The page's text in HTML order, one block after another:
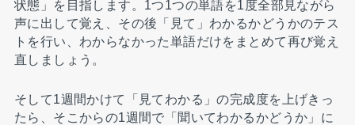
状態」を目指します。1つ1つの単語を1度全部見ながら
声に出して覚え、その後「見て」わかるかどうかのテス
トを行い、わからなかった単語だけをまとめて再び覚え
直しましょう。
そして1週間かけて「見てわかる」の完成度を上げきっ
たら、そこからの1週間で「聞いてわかるかどうか」に